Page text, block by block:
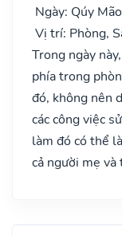
Ngày: Qúy Mão
Vị trí: Phòng,
Trong ngày
phía trong
đó, không nên
các công việc
làm đó có thể
cả người mẹ và